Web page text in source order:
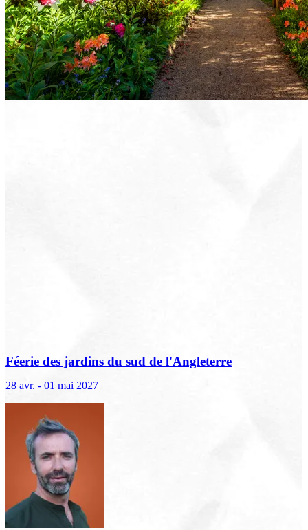
Féerie des jardins du sud de l'Angleterre
28 avr. - 01 mai 2027